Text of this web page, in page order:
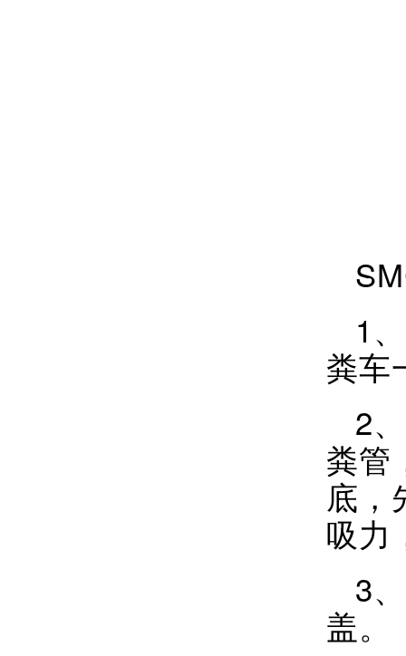
1
粪车
2
粪管
底，
吸力
3
盖。